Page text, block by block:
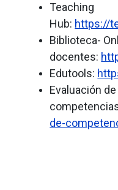
Teaching
Hub: https://
Biblioteca-
docentes:
Edutools:
Evaluación de
de-